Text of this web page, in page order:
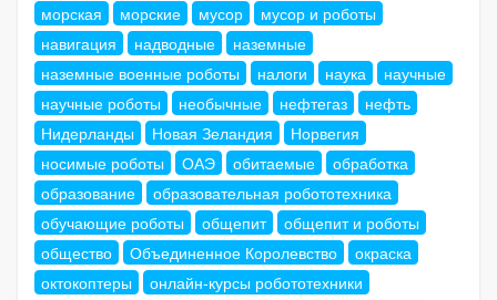
морская
морские мусор
мусор и роботы
навигация
надводные
наземные
наземные военные роботы
налоги наука
научные
научные роботы
необычные нефтегаз
нефть
Нидерланды
Новая Зеландия
Норвегия
носимые роботы
ОАЭ обитаемые
обработка
образование
образовательная робототехника
обучающие роботы
общепит
общепит и роботы
общество
Объединенное Королевство
окраска
октокоптеры
онлайн-курсы робототехники